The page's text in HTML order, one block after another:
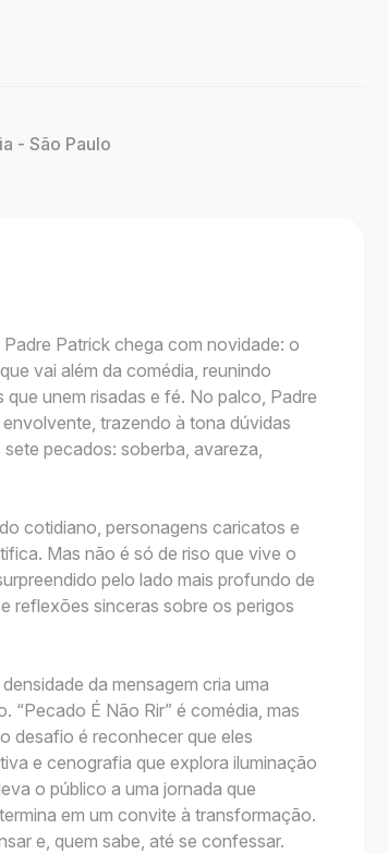
- São Paulo
Patrick chega com novidade: o
vai além da comédia, reunindo
unem risadas e fé. No palco, Padre
trazendo à tona dúvidas
pecados: soberba, avareza,
cotidiano, personagens caricatos e
Mas não é só de riso que vive o
pelo lado mais profundo de
reflexões sinceras sobre os perigos
da mensagem cria uma
“Pecado É Não Rir” é comédia, mas
desafio é reconhecer que eles
e cenografia que explora iluminação
o público a uma jornada que
em um convite à transformação.
e, quem sabe, até se confessar.